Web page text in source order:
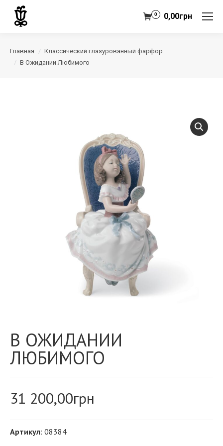
0,00грн
0
Главная
Классический глазурованный фарфор
В Ожидании Любимого
В ОЖИДАНИИ
ЛЮБИМОГО
31 200,00грн
Артикул: 08384